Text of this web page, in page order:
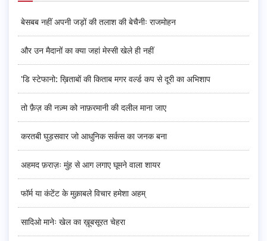
बेसबब नहीं अपनी जड़ों की तलाश की बेचैनीः राजमोहन
और उन मैदानों का क्या जहां मेस्सी खेले ही नहीं
'डि स्टेफानो: ख़िताबों की किताब मगर वर्ल्ड कप से दूरी का अभिशाप
तो फ़ैज़ की नज़्म को नाफ़रमानी की दलील माना जाए
करतबी घुड़सवार जो आधुनिक सर्कस का जनक बना
अहमद फ़राज़ः मुंह से आग लगाए घूमने वाला शायर
फॉर्म या कंटेंट के मुक़ाबले विचार हमेशा अहम्
सादिओ मानेः खेल का ख़ूबसूरत चेहरा